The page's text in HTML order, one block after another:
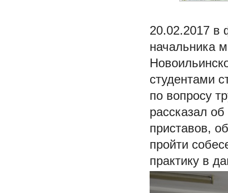
20.02.2017 в
начальника
студентами
по вопросу
рассказал
приставов,
пройти
практику в